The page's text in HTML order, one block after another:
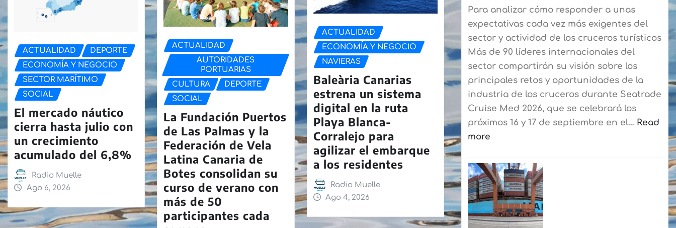
ACTUALIDAD
DEPORTE
ECONOMÍA Y NEGOCIO
SECTOR MARÍTIMO
SOCIAL
El mercado náutico
cierra hasta julio con
un crecimiento
acumulado del 6,8%
Radio Muelle
Ago 6, 2026
ACTUALIDAD
AUTORIDADES
PORTUARIAS
CULTURA
DEPORTE
SOCIAL
La Fundación Puertos
de Las Palmas y la
Federación de Vela
Latina Canaria de
Botes consolidan su
curso de verano con
más de 50
participantes cada
ACTUALIDAD
ECONOMÍA Y NEGOCIO
NAVIERAS
Baleària Canarias
estrena un sistema
digital en la ruta
Playa Blanca-
Corralejo para
agilizar el embarque
a los residentes
Radio Muelle
Ago 4, 2026
Blanca-
Corralejo
para
agilizar
el
embarque
a
los
residentes
Para analizar cómo responder a unas
expectativas cada vez más exigentes del
sector y actividad de los cruceros turísticos
Más de 90 líderes internacionales del
sector compartirán su visión sobre los
principales retos y oportunidades de la
industria de los cruceros durante Seatrade
Cruise Med 2026, que se celebrará los
próximos 16 y 17 de septiembre en el… Read
more
Seatrade
Cruise
Med
reunirá
en